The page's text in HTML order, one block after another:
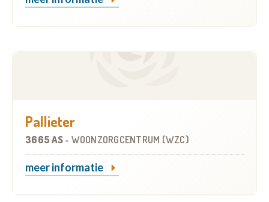
Pallieter
3665 AS - WOONZORGCENTRUM (WZC)
meer informatie